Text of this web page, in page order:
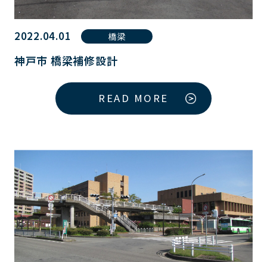
2022.04.01 橋梁
神戸市 橋梁補修設計
READ MORE